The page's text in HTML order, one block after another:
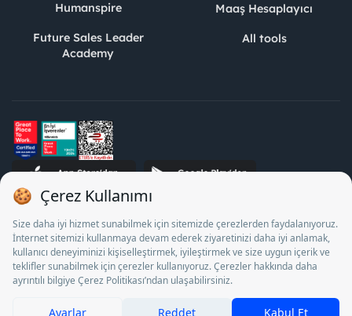
Humanspire
Future Sales Leader
Academy
Maaş Hesaplayıcı
All tools
STJ Human Resources Informatics and Consultancy Inc. as a
Private Employment Agency to operate between 13/05/2025 -
12/05/2028, Turkey Employment Agency by 18/04/2025 date
and 18095710 numbered decision in accordance with the
document No. 1078 operates with. Pursuant to Law No. 4904,